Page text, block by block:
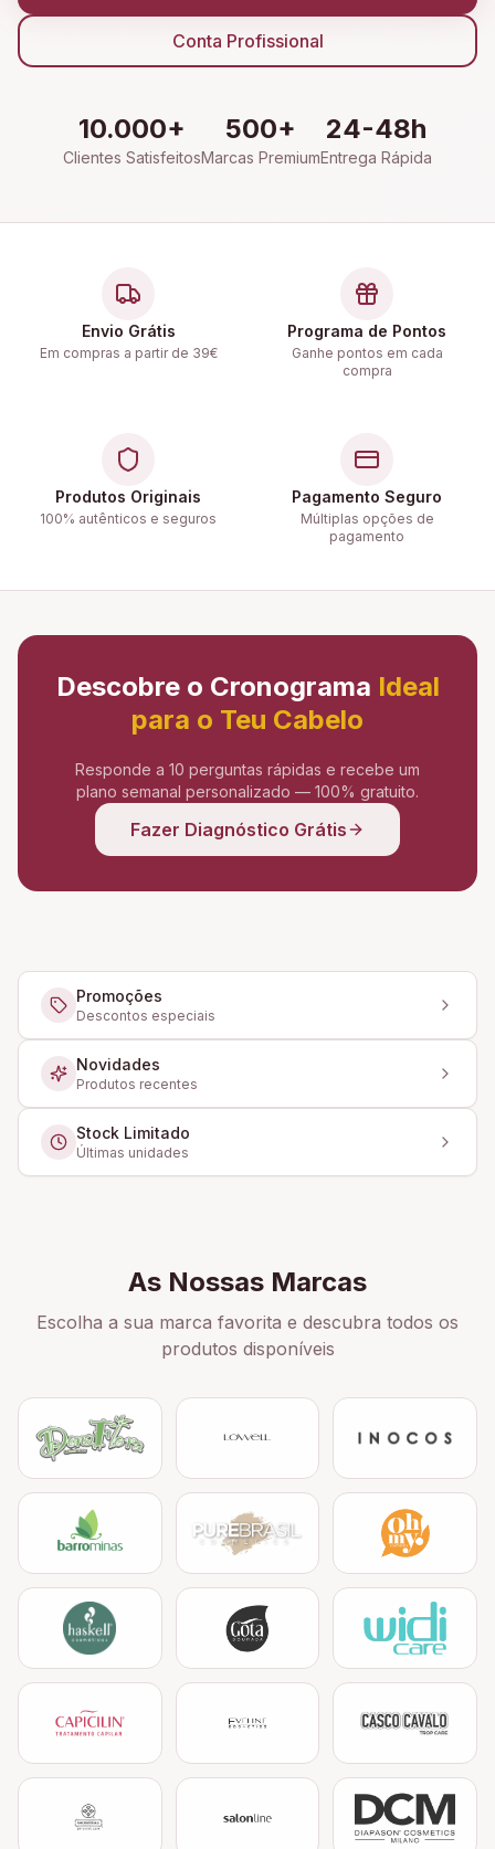
Conta Profissional
10.000+
Clientes Satisfeitos
500+
Marcas Premium
24-48h
Entrega Rápida
Envio Grátis
Em compras a partir de 39€
Programa de Pontos
Ganhe pontos em cada
compra
Produtos Originais
100% autênticos e seguros
Pagamento Seguro
Múltiplas opções de
pagamento
Descobre o Cronograma Ideal
para o Teu Cabelo
Responde a 10 perguntas rápidas e recebe um
plano semanal personalizado — 100% gratuito.
Fazer Diagnóstico Grátis
Promoções
Descontos especiais
Novidades
Produtos recentes
Stock Limitado
Últimas unidades
As Nossas Marcas
Escolha a sua marca favorita e descubra todos os
produtos disponíveis